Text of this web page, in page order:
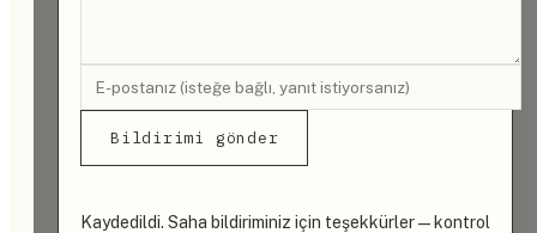
Bildirimi gönder
Kaydedildi. Saha bildiriminiz için teşekkürler — kontrol